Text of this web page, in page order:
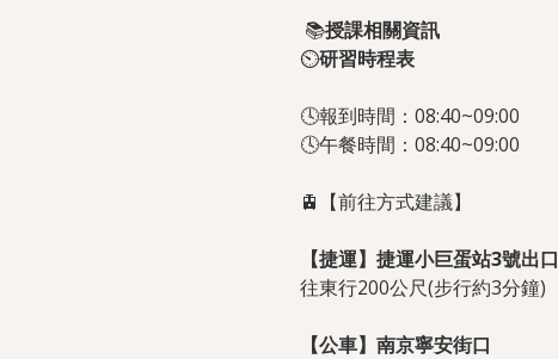
📚授課相關資訊
⏲️研習時程表
🕓報到時間：08:40~09:00
🕓午餐時間：08:40~09:00
🚊【前往方式建議】
【捷運】捷運小巨蛋站3號出口
往東行200公尺(步行約3分鐘)
【公車】南京寧安街口